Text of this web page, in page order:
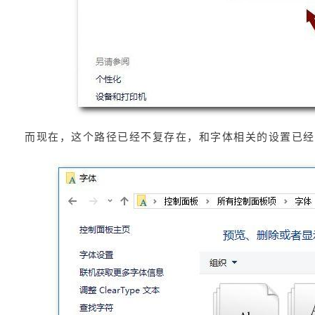
而现在，这个路径已经不复存在，和字体相关的设置已